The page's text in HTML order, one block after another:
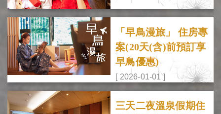
「早鳥漫旅」 住房專
案(20天(含)前預訂享
早鳥優惠)
[ 2026-01-01 ]
三天二夜溫泉假期住